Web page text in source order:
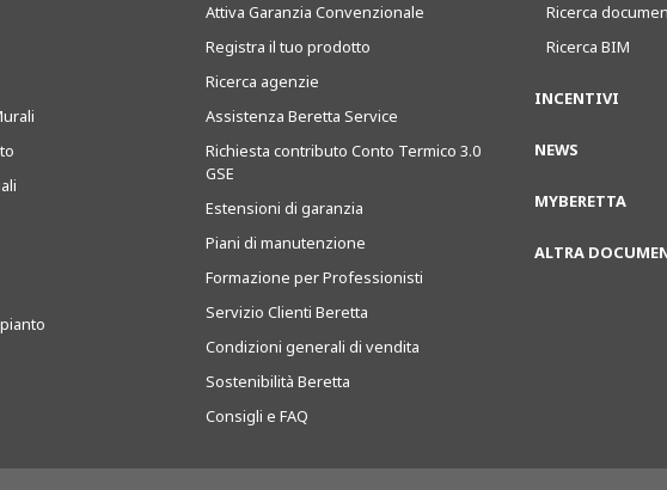
Attiva Garanzia Convenzionale
Registra il tuo prodotto
Ricerca agenzie
Assistenza Beretta Service
Richiesta contributo Conto Termico 3.0
GSE
Estensioni di garanzia
Piani di manutenzione
Formazione per Professionisti
Servizio Clienti Beretta
Condizioni generali di vendita
Sostenibilità Beretta
Consigli e FAQ
Ricerca
Ricerca BIM
INCENTIVI
NEWS
MYBERETTA
ALTRA